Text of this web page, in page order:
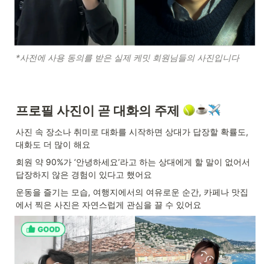
*사전에 사용 동의를 받은 실제 케밋 회원님들의 사진입니다
프로필 사진이 곧 대화의 주제
사진 속 장소나 취미로 대화를 시작하면 상대가 답장할 확률도,
대화도 더 많이 해요
회원 약 90%가 ‘안녕하세요’라고 하는 상대에게 할 말이 없어서
답장하지 않은 경험이 있다고 했어요
운동을 즐기는 모습, 여행지에서의 여유로운 순간, 카페나 맛집
에서 찍은 사진은 자연스럽게 관심을 끌 수 있어요